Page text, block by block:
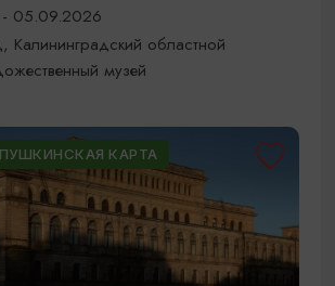
05.09.2026
Калининградский областной
музей
ПУШКИНСКАЯ КАРТА